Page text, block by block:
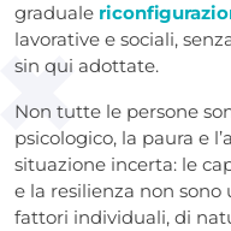
graduale
lavorative e sociali,
sin qui adottate.
Non tutte le persone
psicologico, la paura e
situazione incerta: le
e la resilienza non
fattori individuali, di